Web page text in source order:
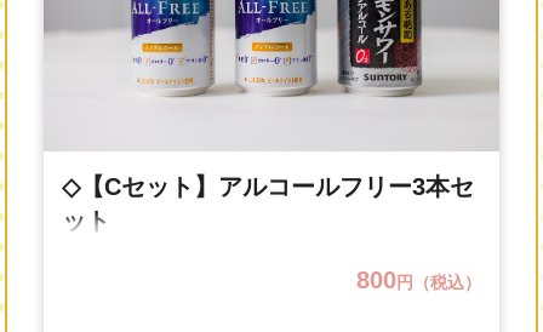
◇【Cセット】アルコールフリー3本セ
ット
800円（税込）